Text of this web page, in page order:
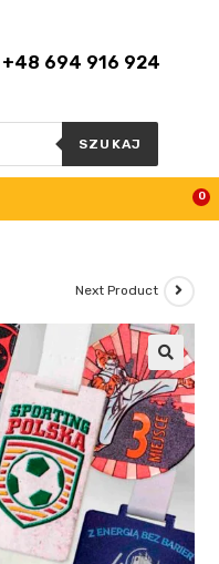
+48 694 916 924
SZUKAJ
0
Next Product